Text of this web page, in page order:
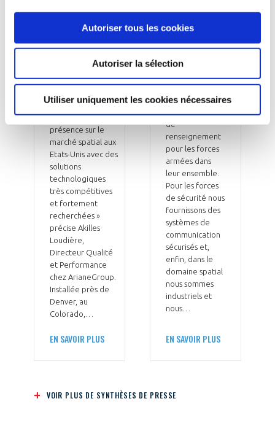
Autoriser tous les cookies
Autoriser la sélection
Utiliser uniquement les cookies nécessaires
aux Etats-Unis avec
la création de la
America. « Grâce à
ce nouveau
ArianeGroup
renforcera sa
présence sur le
marché spatial aux
Etats-Unis avec des
solutions
technologiques
très compétitives
et fortement
recherchées »
précise Akilles
Loudière,
Directeur Qualité
et Performance
chez ArianeGroup.
Installée près de
Denver, au
Colorado,…
EN SAVOIR PLUS
qui travaillent
pour les
défense, de la
sécurité et de
fournissons des
systèmes
d’information et
de
renseignement
pour les forces
armées dans
leur ensemble.
Pour les forces
de sécurité nous
fournissons des
systèmes de
communication
sécurisés et,
enfin, dans le
domaine spatial
nous sommes
industriels et
nous…
EN SAVOIR PLUS
VOIR PLUS DE SYNTHÈSES DE PRESSE